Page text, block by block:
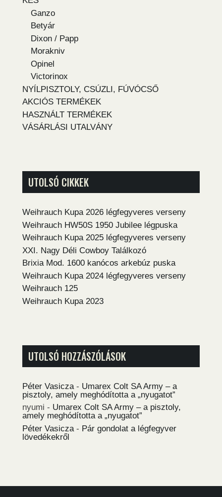
Ganzo
Betyár
Dixon / Papp
Morakniv
Opinel
Victorinox
NYÍLPISZTOLY, CSÚZLI, FÚVÓCSŐ
AKCIÓS TERMÉKEK
HASZNÁLT TERMÉKEK
VÁSÁRLÁSI UTALVÁNY
UTOLSÓ CIKKEK
Weihrauch Kupa 2026 légfegyveres verseny
Weihrauch HW50S 1950 Jubilee légpuska
Weihrauch Kupa 2025 légfegyveres verseny
XXI. Nagy Déli Cowboy Találkozó
Brixia Mod. 1600 kanócos arkebúz puska
Weihrauch Kupa 2024 légfegyveres verseny
Weihrauch 125
Weihrauch Kupa 2023
UTOLSÓ HOZZÁSZÓLÁSOK
Péter Vasicza - Umarex Colt SA Army – a
pisztoly, amely meghódította a „nyugatot”
nyumi - Umarex Colt SA Army – a pisztoly,
amely meghódította a „nyugatot”
Péter Vasicza - Pár gondolat a légfegyver
lövedékekről